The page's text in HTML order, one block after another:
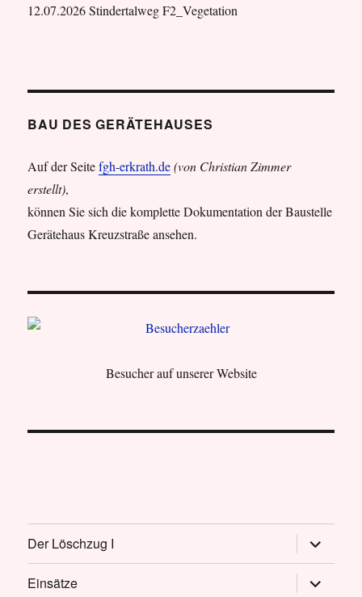
12.07.2026 Stindertalweg F2_Vegetation
BAU DES GERÄTEHAUSES
Auf der Seitefgh-erkrath.de (von Christian Zimmer
erstellt),
können Sie sich die komplette Dokumentation der Baustelle
Gerätehaus Kreuzstraße ansehen.
Besucher auf unserer Website
Der Löschzug I
öffnen
Einsätze
öffnen